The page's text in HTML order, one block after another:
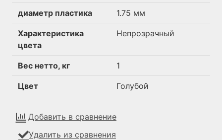
диаметр пластика 1.75 мм
Характеристика
цвета
Непрозрачный
Вес нетто, кг 1
Цвет Голубой
Добавить в сравнение
Удалить из сравнения